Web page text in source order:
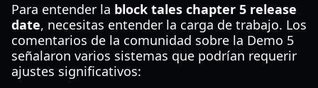
Para entender la block tales chapter 5 release
date, necesitas entender la carga de trabajo. Los
comentarios de la comunidad sobre la Demo 5
señalaron varios sistemas que podrían requerir
ajustes significativos: